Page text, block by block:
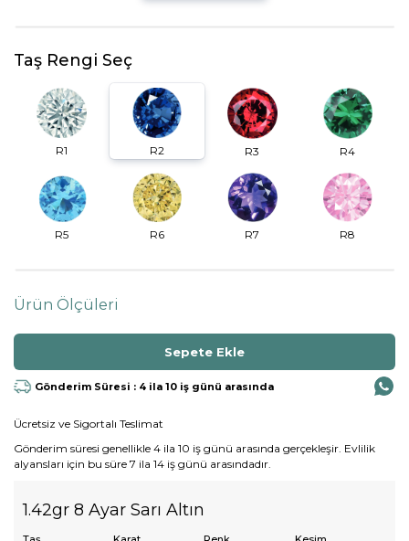
Taş Rengi Seç
R1 R2 R3 R4
R5 R6 R7 R8
Ürün Ölçüleri
Gönderim Süresi : 4 ila 10 iş günü arasında
Ücretsiz ve Sigortalı Teslimat
Gönderim süresi genellikle 4 ila 10 iş günü arasında gerçekleşir. Evlilik
alyansları için bu süre 7 ila 14 iş günü arasındadır.
1.42gr 8 Ayar Sarı Altın